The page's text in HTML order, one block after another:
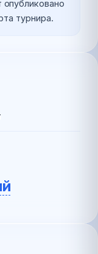
опубликовано
турнира.